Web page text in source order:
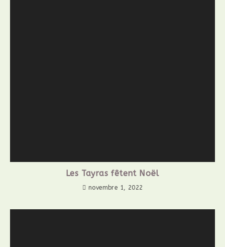
Les Tayras fêtent Noël
novembre 1, 2022